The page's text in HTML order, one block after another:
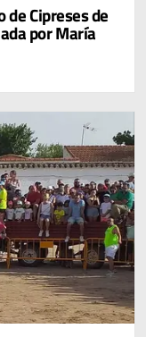
de Cipreses de
por María